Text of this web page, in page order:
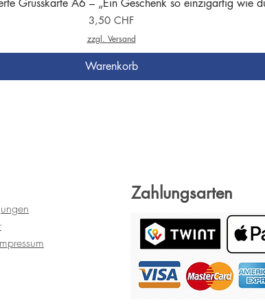
Grusskarte A6 – „Ein Geschenk so einzigartig wie
Preis
3,50 CHF
zzgl. Versand
Warenkorb
Zahlungsarten